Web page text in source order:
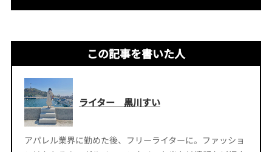
この記事を書いた人
ライター 黒川すい
アパレル業界に勤めた後、フリーライターに。ファッショ